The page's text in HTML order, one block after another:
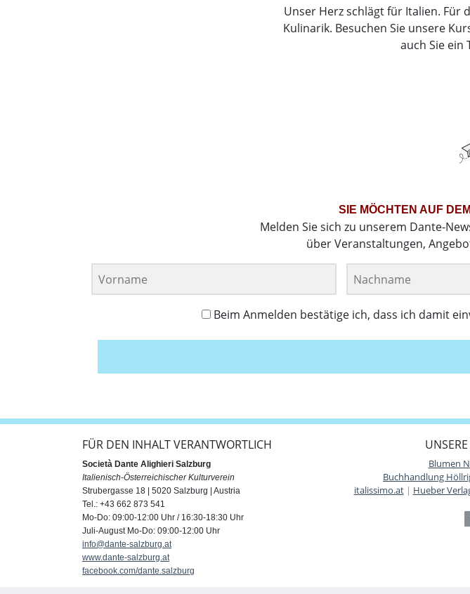
Unser Herz schlägt für Italien. Für
Kulinarik. Besuchen Sie unsere
auch Sie ein
SIE MÖCHTEN AUF
Melden Sie sich zu unserem Dante-
über Veranstaltungen,
Beim Anmelden bestätige ich, dass ich damit
FÜR DEN INHALT VERANTWORTLICH
Società Dante Alighieri Salzburg
Italienisch-Österreichischer Kulturverein
Strubergasse 18 | 5020 Salzburg | Austria
Tel.: +43 662 873 541
Mo-Do: 09:00-12:00 Uhr / 16:30-18:30 Uhr
Juli-August Mo-Do: 09:00-12:00 Uhr
info@dante-salzburg.at
www.dante-salzburg.at
facebook.com/dante.salzburg
Blumen
Buchhandlung
italissimo.at| Hueber